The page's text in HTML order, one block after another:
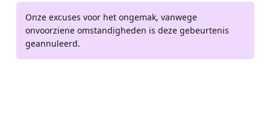
Onze excuses voor het ongemak, vanwege
onvoorziene omstandigheden is deze gebeurtenis
geannuleerd.